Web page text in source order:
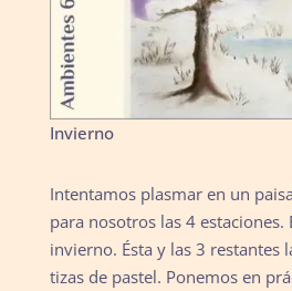
Invierno
Intentamos plasmar en un
para nosotros las 4 estaciones.
invierno. Ésta y las 3 restantes
tizas de pastel. Ponemos en